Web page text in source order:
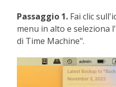
Passaggio 1. Fai clic
menu in alto e seleziona
di Time Machine".